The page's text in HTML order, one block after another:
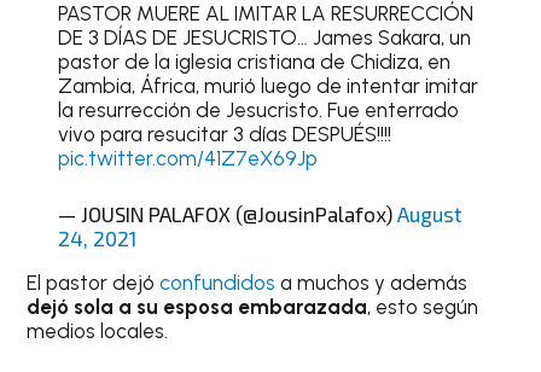
PASTOR MUERE AL IMITAR LA RESURRECCIÓN
DE 3 DÍAS DE JESUCRISTO… James Sakara, un
pastor de la iglesia cristiana de Chidiza, en
Zambia, África, murió luego de intentar imitar
la resurrección de Jesucristo. Fue enterrado
vivo para resucitar 3 días DESPUÉS!!!!
pic.twitter.com/41Z7eX69Jp
— JOUSIN PALAFOX (@JousinPalafox) August
24, 2021
El pastor dejóconfundidos a muchos y además
dejó sola a su esposa embarazada, esto según
medios locales.